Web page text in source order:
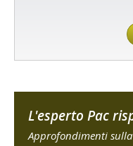
L'esperto Pac
Approfondimenti